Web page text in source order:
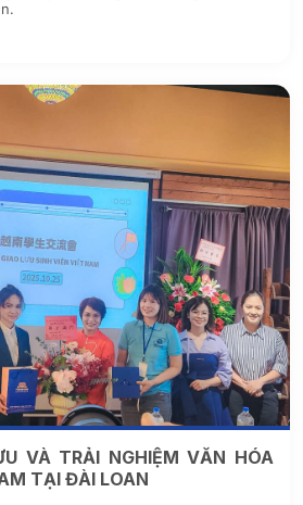
VÀ TRẢI NGHIỆM VĂN HÓA
TẠI ĐÀI LOAN